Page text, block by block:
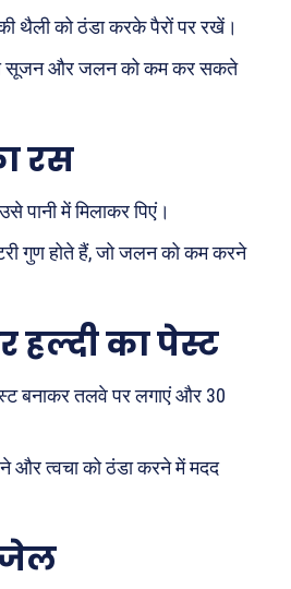
Search
पूरब विशेष
वो ख़्वाबों के दिन
आज का कार्टून
थैली को ठंडा करके पैरों पर रखें।
सूजन और जलन को कम कर सकते
रस
में मिलाकर पिएं।
गुण होते हैं, जो जलन को कम करने
का पेस्ट
बनाकर तलवे पर लगाएं और 30
त्वचा को ठंडा करने में मदद
जेल